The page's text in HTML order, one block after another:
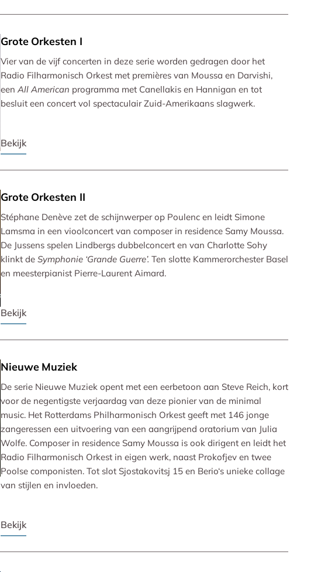
Grote Orkesten I
Vier van de vijf concerten in deze serie worden gedragen door het
Radio Filharmonisch Orkest met premières van Moussa en Darvishi,
een All American programma met Canellakis en Hannigan en tot
besluit een concert vol spectaculair Zuid-Amerikaans slagwerk.
Bekijk
Grote Orkesten II
Stéphane Denève zet de schijnwerper op Poulenc en leidt Simone
Lamsma in een vioolconcert van composer in residence Samy Moussa.
De Jussens spelen Lindbergs dubbelconcert en van Charlotte Sohy
klinkt de Symphonie ‘Grande Guerre’. Ten slotte Kammerorchester Basel
en meesterpianist Pierre-Laurent Aimard.
Bekijk
Nieuwe Muziek
De serie Nieuwe Muziek opent met een eerbetoon aan Steve Reich, kort
voor de negentigste verjaardag van deze pionier van de minimal
music. Het Rotterdams Philharmonisch Orkest geeft met 146 jonge
zangeressen een uitvoering van een aangrijpend oratorium van Julia
Wolfe. Composer in residence Samy Moussa is ook dirigent en leidt het
Radio Filharmonisch Orkest in eigen werk, naast Prokofjev en twee
Poolse componisten. Tot slot Sjostakovitsj 15 en Berio‘s unieke collage
van stijlen en invloeden.
Bekijk